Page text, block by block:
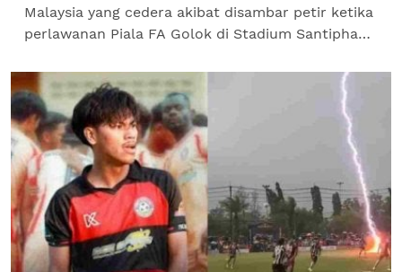
Malaysia yang cedera akibat disambar petir ketika
perlawanan Piala FA Golok di Stadium Santiphap
pada...